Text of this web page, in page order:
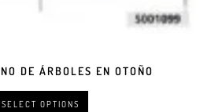
DE ÁRBOLES EN OTOÑO
SELECT OPTIONS